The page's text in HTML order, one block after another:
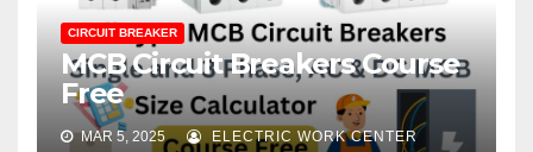
CIRCUIT BREAKER
MCB Circuit Breakers Course
Free
MAR 5, 2025 ELECTRIC WORK CENTER